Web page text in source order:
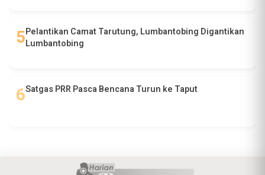
Pelantikan Camat Tarutung, Lumbantobing Digantikan
Lumbantobing
Satgas PRR Pasca Bencana Turun ke Taput